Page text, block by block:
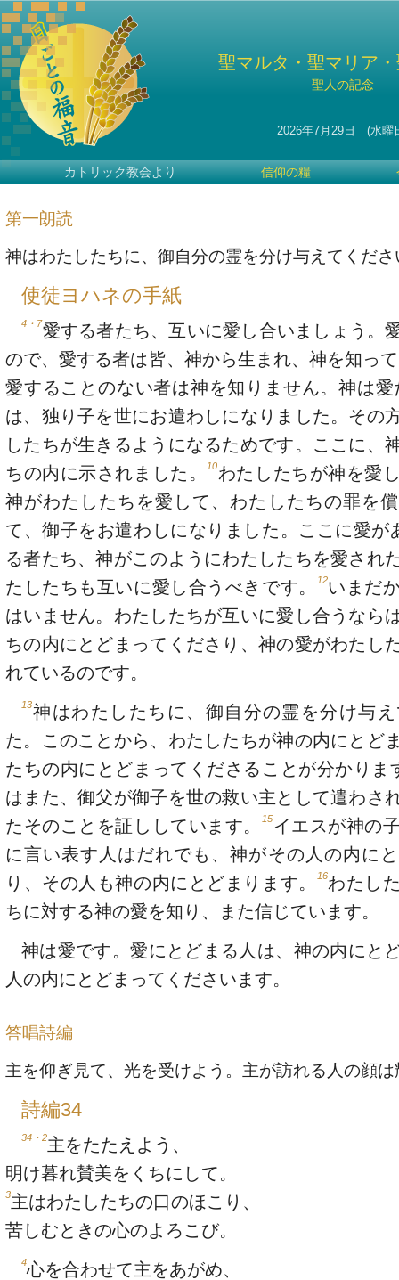
聖マルタ・聖マリア
聖人の記念
2026年7月29日 (水曜
カトリック教会より 信仰の糧
第一朗読
神はわたしたちに、御自分の霊を分け与えてくだ
使徒ヨハネの手紙
4・7愛する者たち、互いに愛し合いましょう。
ので、愛する者は皆、神から生まれ、神を知っ
愛することのない者は神を知りません。神は
は、独り子を世にお遣わしになりました。その
したちが生きるようになるためです。ここに、
ちの内に示されました。10わたしたちが神を愛
神がわたしたちを愛して、わたしたちの罪を
て、御子をお遣わしになりました。ここに愛が
る者たち、神がこのようにわたしたちを愛され
たしたちも互いに愛し合うべきです。
12いまだ
はいません。わたしたちが互いに愛し合うなら
ちの内にとどまってくださり、神の愛がわたし
れているのです。
13神はわたしたちに、御自分の霊を分け与
た。このことから、わたしたちが神の内にとど
たちの内にとどまってくださることが分かりま
はまた、御父が御子を世の救い主として遣わさ
たそのことを証ししています。
15 イエスが神の
に言い表す人はだれでも、神がその人の内に
り、その人も神の内にとどまります。
16わたし
ちに対する神の愛を知り、また信じています。
神は愛です。愛にとどまる人は、神の内にと
人の内にとどまってくださいます。
答唱詩編
主を仰ぎ見て、光を受けよう。主が訪れる人の顔は
詩編34
34・2主をたたえよう、
明け暮れ賛美をくちにして。
3主はわたしたちの口のほこり、
苦しむときの心のよろこび。
4心を合わせて主をあがめ、